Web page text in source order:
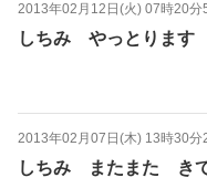
2013年02月12日(火) 07時20分
しちみ やっとります
2013年02月07日(木) 13時30分
しちみ またまた き